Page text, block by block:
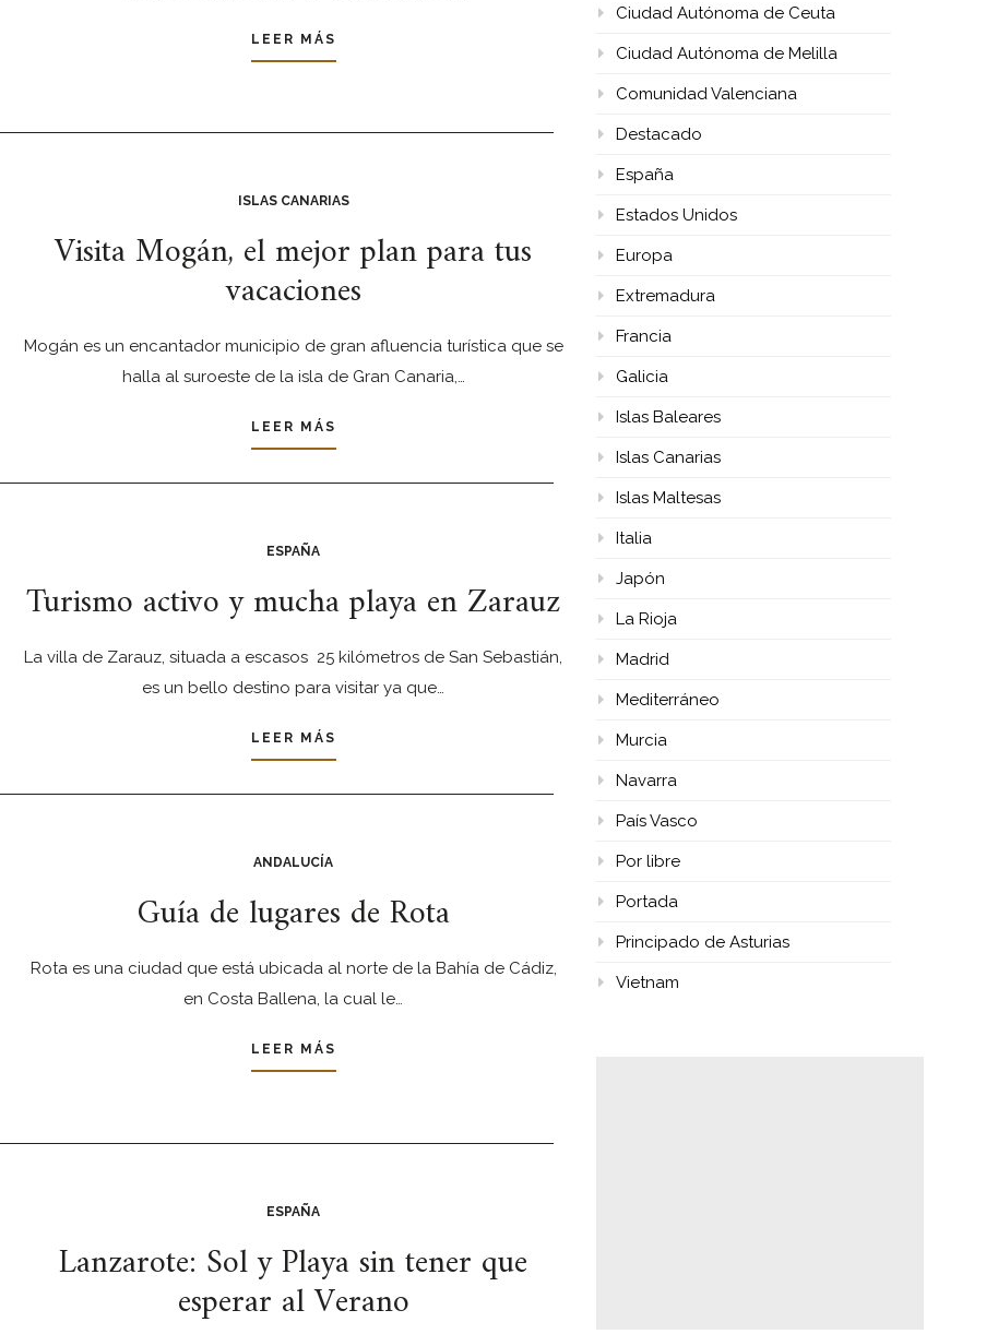
LEER MÁS
ISLAS CANARIAS
Visita Mogán, el mejor plan para tus
vacaciones
Mogán es un encantador municipio de gran afluencia turística que se
halla al suroeste de la isla de Gran Canaria,…
LEER MÁS
ESPAÑA
Turismo activo y mucha playa en Zarauz
La villa de Zarauz, situada a escasos 25 kilómetros de San Sebastián,
es un bello destino para visitar ya que…
LEER MÁS
ANDALUCÍA
Guía de lugares de Rota
Rota es una ciudad que está ubicada al norte de la Bahía de Cádiz,
en Costa Ballena, la cual le…
LEER MÁS
ESPAÑA
Lanzarote: Sol y Playa sin tener que
esperar al Verano
Ciudad Autónoma de Ceuta
Ciudad Autónoma de Melilla
Comunidad Valenciana
Destacado
España
Estados Unidos
Europa
Extremadura
Francia
Galicia
Islas Baleares
Islas Canarias
Islas Maltesas
Italia
Japón
La Rioja
Madrid
Mediterráneo
Murcia
Navarra
País Vasco
Por libre
Portada
Principado de Asturias
Vietnam